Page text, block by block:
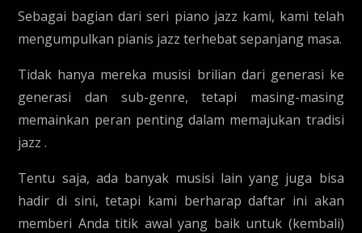
Sebagai bagian dari seri piano jazz kami, kami telah
mengumpulkan pianis jazz terhebat sepanjang masa.
Tidak hanya mereka musisi brilian dari generasi ke
generasi dan sub-genre, tetapi masing-masing
memainkan peran penting dalam memajukan tradisi
jazz .
Tentu saja, ada banyak musisi lain yang juga bisa
hadir di sini, tetapi kami berharap daftar ini akan
memberi Anda titik awal yang baik untuk (kembali)